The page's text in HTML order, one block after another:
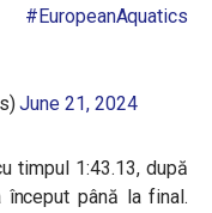
#EuropeanAquatics
June 21, 2024
timpul 1:43.13, după
până la final.